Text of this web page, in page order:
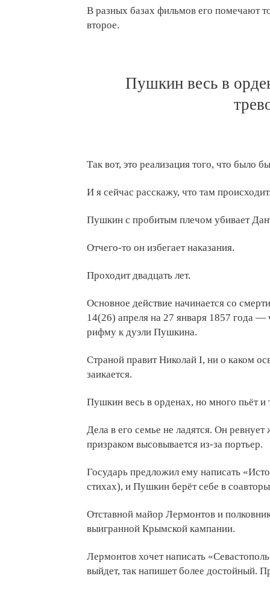
В разных базах фильмов его помечают
второе.
Пушкин весь в
Так вот, это реализация того, что было
И я сейчас расскажу, что там
Пушкин с пробитым плечом убивает
Отчего-то он избегает наказания.
Проходит двадцать лет.
Основное действие начинается со
14(26) апреля на 27 января 1857 года
рифму к дуэли Пушкина.
Страной правит Николай I, ни о каком
заикается.
Пушкин весь в орденах, но много пьёт и
Дела в его семье не ладятся. Он
призраком высовывается из-за портьер.
Государь предложил ему написать
стихах), и Пушкин берёт себе в
Отставной майор Лермонтов и
выигранной Крымской кампании.
Лермонтов хочет написать
выйдет, так напишет более достойный.